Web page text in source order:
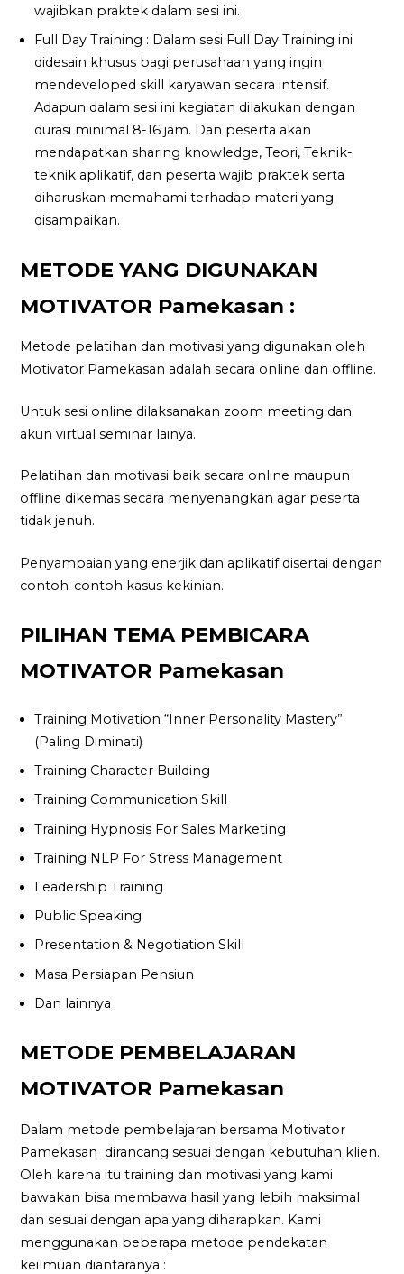
wajibkan praktek dalam sesi ini.
Full Day Training : Dalam sesi Full Day Training ini
didesain khusus bagi perusahaan yang ingin
mendeveloped skill karyawan secara intensif.
Adapun dalam sesi ini kegiatan dilakukan dengan
durasi minimal 8-16 jam. Dan peserta akan
mendapatkan sharing knowledge, Teori, Teknik-
teknik aplikatif, dan peserta wajib praktek serta
diharuskan memahami terhadap materi yang
disampaikan.
METODE YANG DIGUNAKAN
MOTIVATOR Pamekasan :
Metode pelatihan dan motivasi yang digunakan oleh
Motivator Pamekasan adalah secara online dan offline.
Untuk sesi online dilaksanakan zoom meeting dan
akun virtual seminar lainya.
Pelatihan dan motivasi baik secara online maupun
offline dikemas secara menyenangkan agar peserta
tidak jenuh.
Penyampaian yang enerjik dan aplikatif disertai dengan
contoh-contoh kasus kekinian.
PILIHAN TEMA PEMBICARA
MOTIVATOR Pamekasan
Training Motivation “Inner Personality Mastery”
(Paling Diminati)
Training Character Building
Training Communication Skill
Training Hypnosis For Sales Marketing
Training NLP For Stress Management
Leadership Training
Public Speaking
Presentation & Negotiation Skill
Masa Persiapan Pensiun
Dan lainnya
METODE PEMBELAJARAN
MOTIVATOR Pamekasan
Dalam metode pembelajaran bersama Motivator
Pamekasan dirancang sesuai dengan kebutuhan klien.
Oleh karena itu training dan motivasi yang kami
bawakan bisa membawa hasil yang lebih maksimal
dan sesuai dengan apa yang diharapkan. Kami
menggunakan beberapa metode pendekatan
keilmuan diantaranya :